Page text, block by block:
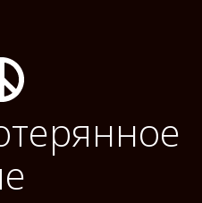
содержимому